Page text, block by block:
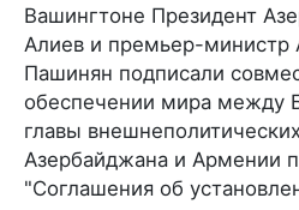
Вашингтоне Президент
Алиев и премьер-министр
Пашинян подписали
обеспечении мира между
главы
Азербайджана и Армении
"Соглашения об